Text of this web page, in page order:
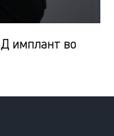
имплант во